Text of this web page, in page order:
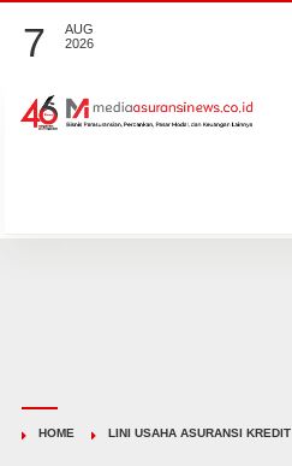
7
AUG
2026
HOME LINI USAHA ASURANSI KREDIT